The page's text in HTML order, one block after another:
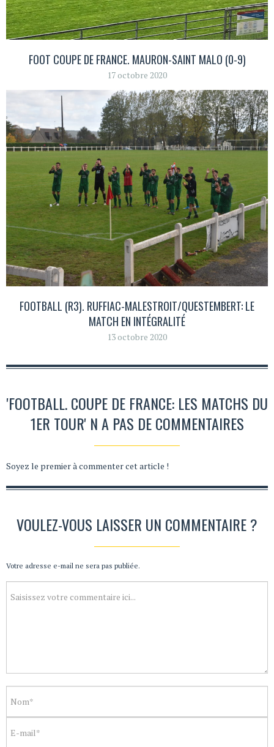
FOOT COUPE DE FRANCE. MAURON-SAINT MALO (0-9)
17 octobre 2020
FOOTBALL (R3). RUFFIAC-MALESTROIT/QUESTEMBERT: LE
MATCH EN INTÉGRALITÉ
13 octobre 2020
'FOOTBALL. COUPE DE FRANCE: LES MATCHS DU
1ER TOUR' N A PAS DE COMMENTAIRES
Soyez le premier à commenter cet article !
VOULEZ-VOUS LAISSER UN COMMENTAIRE ?
Votre adresse e-mail ne sera pas publiée.